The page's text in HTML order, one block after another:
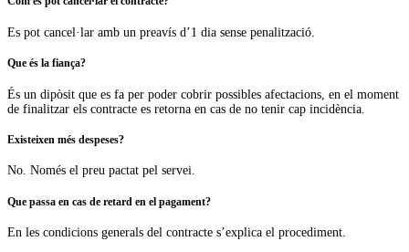
Es pot cancel·lar amb un preavís d’1 dia sense penalització.
Que és la fiança?
És un dipòsit que es fa per poder cobrir possibles afectacions, en el moment
de finalitzar els contracte es retorna en cas de no tenir cap incidència.
Existeixen més despeses?
No. Només el preu pactat pel servei.
Que passa en cas de retard en el pagament?
En les condicions generals del contracte s’explica el procediment.